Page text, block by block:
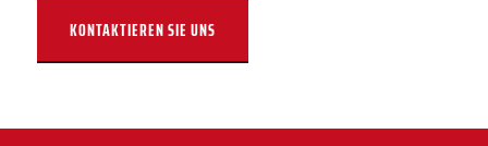
KONTAKTIEREN SIE UNS